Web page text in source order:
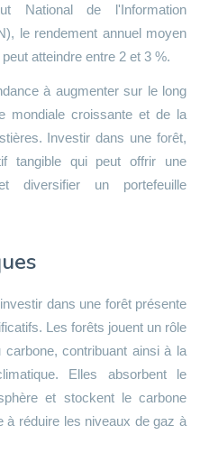
National de l'Information
le rendement annuel moyen
atteindre entre 2 et 3 %.
à augmenter sur le long
mondiale croissante et de la
Investir dans une forêt,
tangible qui peut offrir une
diversifier un portefeuille
dans une forêt présente
Les forêts jouent un rôle
contribuant ainsi à la
Elles absorbent le
et stockent le carbone
à réduire les niveaux de gaz à